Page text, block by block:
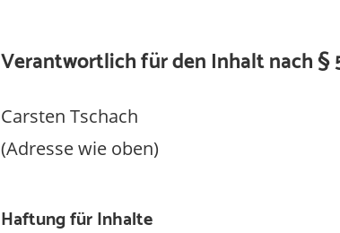
Verantwortlich für den Inhalt nach §
Carsten Tschach
(Adresse wie oben)
Haftung für Inhalte